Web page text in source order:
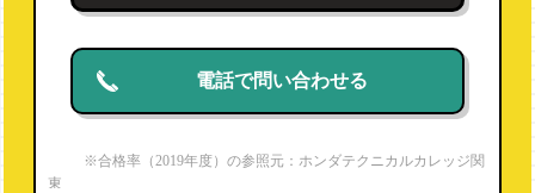
越生自動車大学校
京都自動車専門学校
神奈川総合大学校
電話で問い合わせる
※合格率（2019年度）の参照元：ホンダテクニカルカレッジ関
東